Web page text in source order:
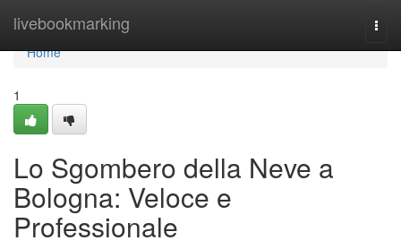
livebookmarking
Home
Home
1
Lo Sgombero della Neve a
Bologna: Veloce e
Professionale